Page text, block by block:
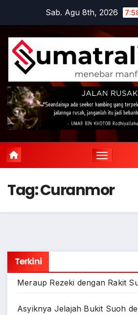
content
Sab. Agu 8th, 2026
Tag:Curanmor
Terkini
Meraup Rezeki dengan Rakit
Asyiknya Jelajah Bukit Suoh